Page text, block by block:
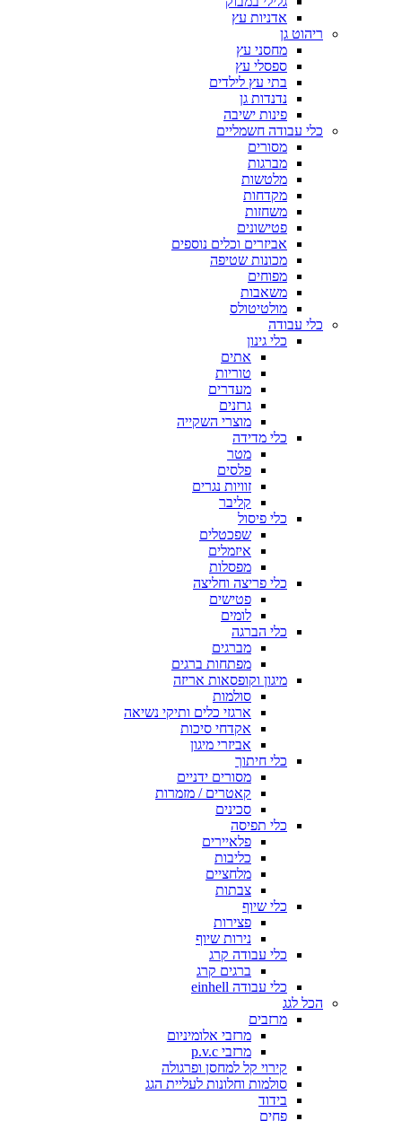
אדניות עץ
ריהוט גן
מחסני עץ
ספסלי עץ
בתי עץ לילדים
נדנדות גן
פינות ישיבה
כלי עבודה חשמליים
מסורים
מברגות
מלטשות
מקדחות
משחזות
פטישונים
אביזרים וכלים נוספים
מכונות שטיפה
מפוחים
משאבות
מולטיטולס
כלי עבודה
כלי גינון
אתים
טוריות
מעדרים
גרזנים
מוצרי השקייה
כלי מדידה
מטר
פלסים
זוויות נגרים
קליבר
כלי פיסול
שפכטלים
איזמלים
מפסלות
כלי פריצה וחליצה
פטישים
לומים
כלי הברגה
מברגים
מפתחות ברגים
מיגון וקופסאות אריזה
סולמות
ארגזי כלים ותיקי נשיאה
אקדחי סיכות
אביזרי מיגון
כלי חיתוך
מסורים ידניים
קאטרים / מזמרות
סכינים
כלי תפיסה
פלאיירים
כליבות
מלחציים
צבתות
כלי שיוף
פצירות
נירות שיוף
כלי עבודה קרג
ברגים קרג
כלי עבודה einhell
הכל לגג
מרזבים
מרזבי אלומיניום
מרזבי p.v.c
קירוי קל למחסן ופרגולה
סולמות וחלונות לעליית הגג
בידוד
פחים